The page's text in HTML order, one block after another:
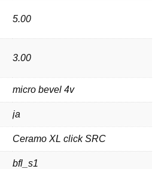
5.00
3.00
micro bevel 4v
ja
Ceramo XL click SRC
bfl_s1